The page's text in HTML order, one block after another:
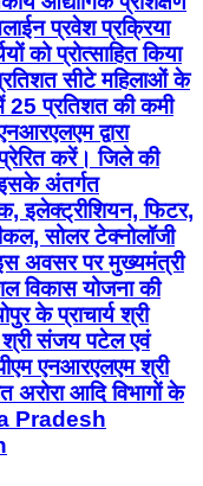
प्रवेश प्रक्रिया
को प्रोत्साहित किया
सीटे महिलाओं के
25 प्रतिशत की कमी
द्वारा
करें। जिले की
अंतर्गत
इलेक्ट्रीशियन, फिटर,
सोलर टेक्नोलॉजी
अवसर पर मुख्यमंत्री
विकास योजना की
के प्राचार्य श्री
संजय पटेल एवं
एनआरएलएम श्री
आदि विभागों के
Pradesh